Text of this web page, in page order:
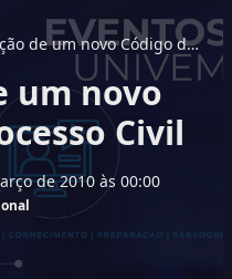
de um novo Código de
Processo Civil
um novo
Civil
de 2010 às 00:00